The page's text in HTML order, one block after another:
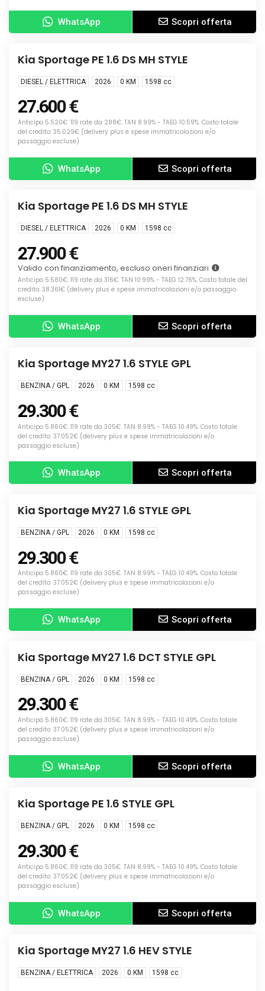
WhatsApp Scopri offerta
NUOVA
Info
Kia Sportage PE 1.6 DS MH STYLE
DIESEL / ELETTRICA 2026 0 KM 1598 cc
27.600 €
Anticipo 5.520€. 119 rate da 288€. TAN 8.99% - TAEG 10.59%. Costo totale
del credito: 35.029€ (delivery plus e spese immatricolazioni e/o
passaggio escluse)
WhatsApp Scopri offerta
KM0
Info
Kia Sportage PE 1.6 DS MH STYLE
DIESEL / ELETTRICA 2026 0 KM 1598 cc
27.900 €
Valido con finanziamento, escluso oneri finanziari
Anticipo 5.580€. 119 rate da 316€. TAN 10.99% - TAEG 12.76%. Costo totale del
credito: 38.361€ (delivery plus e spese immatricolazioni e/o passaggio
escluse)
WhatsApp Scopri offerta
NUOVA
Info
Kia Sportage MY27 1.6 STYLE GPL
BENZINA / GPL 2026 0 KM 1598 cc
29.300 €
Anticipo 5.860€. 119 rate da 305€. TAN 8.99% - TAEG 10.49%. Costo totale
del credito: 37.052€ (delivery plus e spese immatricolazioni e/o
passaggio escluse)
WhatsApp Scopri offerta
NUOVA
Info
Kia Sportage MY27 1.6 STYLE GPL
BENZINA / GPL 2026 0 KM 1598 cc
29.300 €
Anticipo 5.860€. 119 rate da 305€. TAN 8.99% - TAEG 10.49%. Costo totale
del credito: 37.052€ (delivery plus e spese immatricolazioni e/o
passaggio escluse)
WhatsApp Scopri offerta
NUOVA
Info
Kia Sportage MY27 1.6 DCT STYLE GPL
BENZINA / GPL 2026 0 KM 1598 cc
29.300 €
Anticipo 5.860€. 119 rate da 305€. TAN 8.99% - TAEG 10.49%. Costo totale
del credito: 37.052€ (delivery plus e spese immatricolazioni e/o
passaggio escluse)
WhatsApp Scopri offerta
NUOVA
Info
Kia Sportage PE 1.6 STYLE GPL
BENZINA / GPL 2026 0 KM 1598 cc
29.300 €
Anticipo 5.860€. 119 rate da 305€. TAN 8.99% - TAEG 10.49%. Costo totale
del credito: 37.052€ (delivery plus e spese immatricolazioni e/o
passaggio escluse)
WhatsApp Scopri offerta
NUOVA
Info
Kia Sportage MY27 1.6 HEV STYLE
BENZINA / ELETTRICA 2026 0 KM 1598 cc